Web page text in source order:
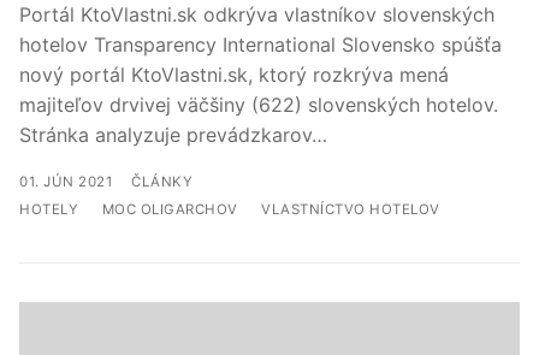
Portál KtoVlastni.sk odkrýva vlastníkov slovenských
hotelov Transparency International Slovensko spúšťa
nový portál KtoVlastni.sk, ktorý rozkrýva mená
majiteľov drvivej väčšiny (622) slovenských hotelov.
Stránka analyzuje prevádzkarov…
ČLÁNKY
HOTELY
MOC OLIGARCHOV VLASTNÍCTVO HOTELOV